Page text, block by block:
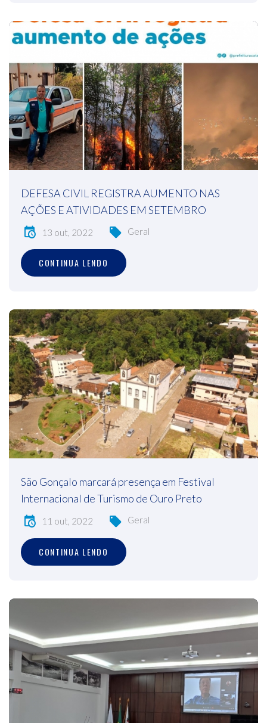
DEFESA CIVIL REGISTRA AUMENTO NAS
AÇÕES E ATIVIDADES EM SETEMBRO
13 out, 2022 Geral
CONTINUA LENDO
São Gonçalo marcará presença em Festival
Internacional de Turismo de Ouro Preto
11 out, 2022 Geral
CONTINUA LENDO